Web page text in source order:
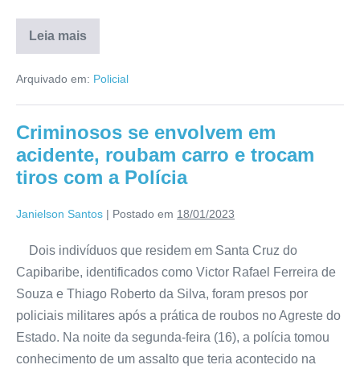
Leia mais
Arquivado em: Policial
Criminosos se envolvem em
acidente, roubam carro e trocam
tiros com a Polícia
Janielson Santos | Postado em 18/01/2023
Dois indivíduos que residem em Santa Cruz do
Capibaribe, identificados como Victor Rafael Ferreira de
Souza e Thiago Roberto da Silva, foram presos por
policiais militares após a prática de roubos no Agreste do
Estado. Na noite da segunda-feira (16), a polícia tomou
conhecimento de um assalto que teria acontecido na